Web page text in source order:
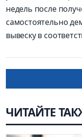
недель после
самостоятельно
вывеску в
ЧИТАЙТЕ